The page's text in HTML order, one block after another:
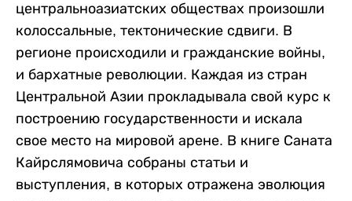
центральноазиатских обществах произошли
колоссальные, тектонические сдвиги. В
регионе происходили и гражданские войны,
и бархатные революции. Каждая из стран
Центральной Азии прокладывала свой курс к
построению государственности и искала
свое место на мировой арене. В книге Саната
Кайрслямовича собраны статьи и
выступления, в которых отражена эволюция